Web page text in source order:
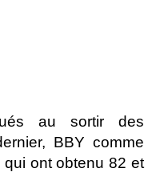
au sortir des
BBY comme
qui ont obtenu 82 et